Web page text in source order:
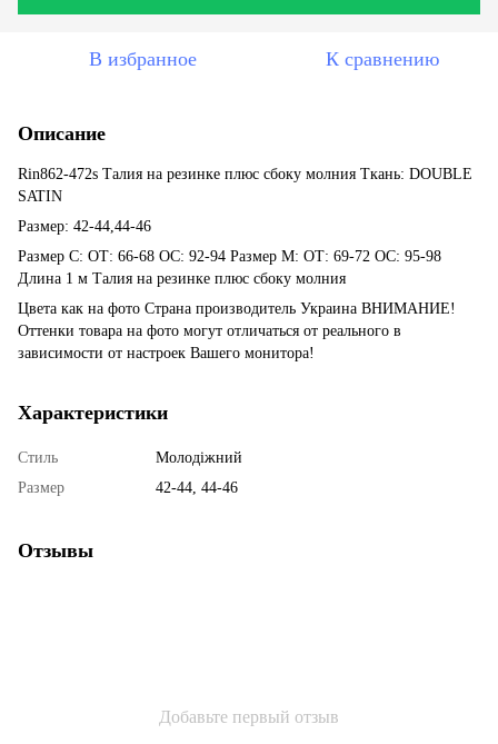
В избранное К сравнению
Описание
Rin862-472s Талия на резинке плюс сбоку молния Ткань: DOUBLE
SATIN
Размер: 42-44,44-46
Размер С: ОТ: 66-68 ОС: 92-94 Размер М: ОТ: 69-72 ОС: 95-98
Длина 1 м Талия на резинке плюс сбоку молния
Цвета как на фото Страна производитель Украина ВНИМАНИЕ!
Оттенки товара на фото могут отличаться от реального в
зависимости от настроек Вашего монитора!
Характеристики
Стиль
Молодіжний
Размер
42-44, 44-46
Отзывы
Добавьте первый отзыв